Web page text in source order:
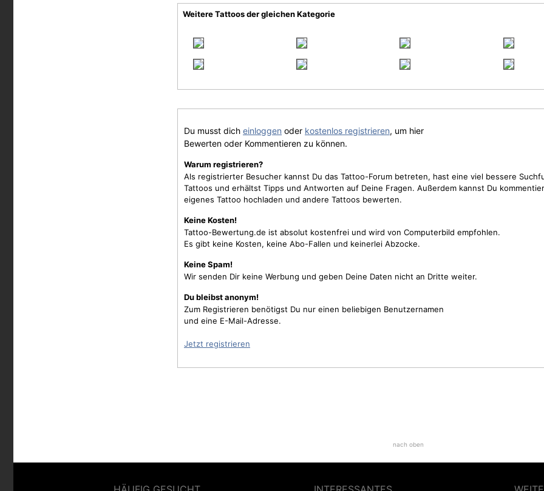
Weitere Tattoos der gleichen Kategorie
Du musst dich einloggen oder kostenlos registrieren, um hier
Bewerten oder Kommentieren zu können.
Warum registrieren?
Als registrierter Besucher kannst Du das Tattoo-Forum betreten, hast eine viel bessere
Tattoos und erhältst Tipps und Antworten auf Deine Fragen. Außerdem kannst Du
eigenes Tattoo hochladen und andere Tattoos bewerten.
Keine Kosten!
Tattoo-Bewertung.de ist absolut kostenfrei und wird von Computerbild empfohlen.
Es gibt keine Kosten, keine Abo-Fallen und keinerlei Abzocke.
Keine Spam!
Wir senden Dir keine Werbung und geben Deine Daten nicht an Dritte weiter.
Du bleibst anonym!
Zum Registrieren benötigst Du nur einen beliebigen Benutzernamen
und eine E-Mail-Adresse.
Jetzt registrieren
nach oben